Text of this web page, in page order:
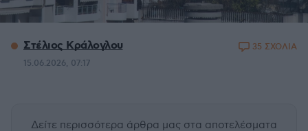
Στέλιος Κράλογλου
15.06.2026, 07:17
35 ΣΧΟΛΙΑ
Δείτε περισσότερα άρθρα μας στα αποτελέσματα